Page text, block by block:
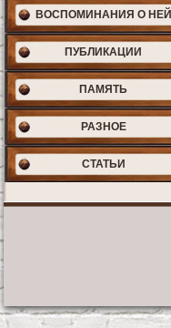
ВОСПОМИНАНИЯ О НЕЙ
ПУБЛИКАЦИИ
ПАМЯТЬ
РАЗНОЕ
СТАТЬИ